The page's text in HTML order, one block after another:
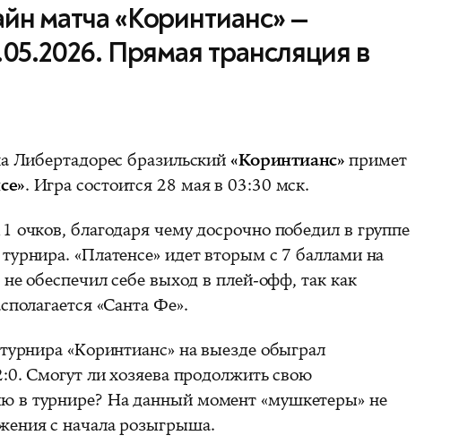
матча «Коринтианс» —
Прямая трансляция в
Либертадорес бразильский«Коринтианс»примет
. Игра состоится 28 мая в 03:30 мск.
очков, благодаря чему досрочно победил в группе
«Платенсе» идет вторым с 7 баллами на
обеспечил себе выход в плей-офф, так как
«Санта Фе».
«Коринтианс» на выезде обыграл
Смогут ли хозяева продолжить свою
в турнире? На данный момент «мушкетеры» не
с начала розыгрыша.